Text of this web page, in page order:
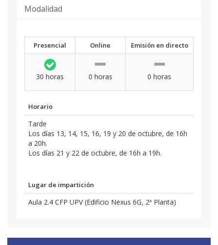
Modalidad
Presencial Online Emisión en directo
30 horas 0 horas 0 horas
Horario
Tarde
Los días 13, 14, 15, 16, 19 y 20 de octubre, de 16h
a 20h.
Los días 21 y 22 de octubre, de 16h a 19h.
Lugar de impartición
Aula 2.4 CFP UPV (Edificio Nexus 6G, 2ª Planta)